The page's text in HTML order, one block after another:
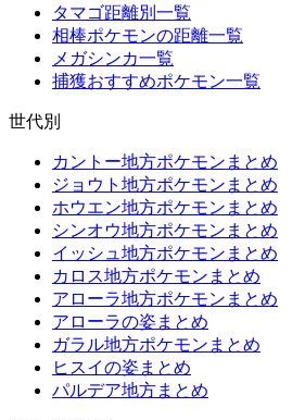
タマゴ距離別一覧
相棒ポケモンの距離一覧
メガシンカ一覧
捕獲おすすめポケモン一覧
世代別
カントー地方ポケモンまとめ
ジョウト地方ポケモンまとめ
ホウエン地方ポケモンまとめ
シンオウ地方ポケモンまとめ
イッシュ地方ポケモンまとめ
カロス地方ポケモンまとめ
アローラ地方ポケモンまとめ
アローラの姿まとめ
ガラル地方ポケモンまとめ
ヒスイの姿まとめ
パルデア地方まとめ